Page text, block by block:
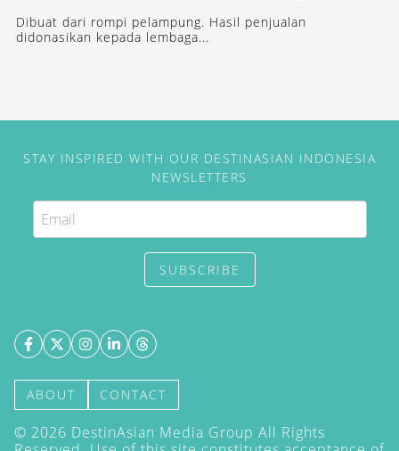
Dibuat dari rompi pelampung. Hasil penjualan
didonasikan kepada lembaga...
STAY INSPIRED WITH OUR DESTINASIAN INDONESIA
NEWSLETTERS
SUBSCRIBE
ABOUT CONTACT
© 2026 DestinAsian Media Group All Rights